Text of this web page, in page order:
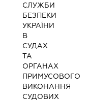
СЛУЖБИ
БЕЗПЕКИ
УКРАЇНИ
В
СУДАХ
ТА
ОРГАНАХ
ПРИМУСОВОГО
ВИКОНАННЯ
СУДОВИХ